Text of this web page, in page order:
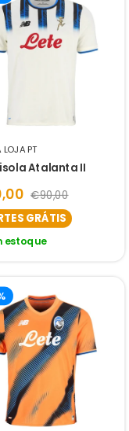
LOJA PT
Atalanta II
€90,00
GRÁTIS
estoque